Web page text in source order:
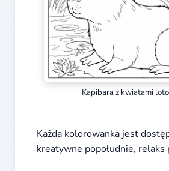
Kapibara z kwiatami
Każda kolorowanka jest
kreatywne popołudnie,